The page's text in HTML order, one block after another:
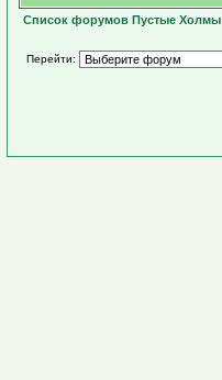
Список форумов Пустые Холмы
Перейти: